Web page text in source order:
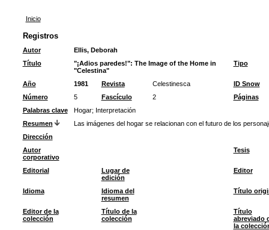
Inicio
Registros
Autor
Ellis, Deborah
Título
"¡Adios paredes!": The Image of the Home in
"Celestina"
Tipo
Año 1981 Revista Celestinesca
ID Snow
Número
5 Fascículo 2
Páginas
Palabras clave
Hogar; Interpretación
Resumen
Las imágenes del hogar se relacionan con el futuro de los
Dirección
Autor
corporativo
Tesis
Editorial
Lugar de
edición
Editor
Idioma
Idioma del
resumen
Título
Editor de la
colección
Título de la
colección
Título
abreviado
la